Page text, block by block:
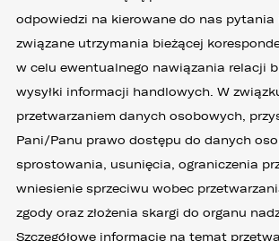
odpowiedzi na kierowane do nas pytania
związane utrzymania bieżącej
w celu ewentualnego nawiązania relacji
wysyłki informacji handlowych. W
przetwarzaniem danych osobowych,
Pani/Panu prawo dostępu do danych
sprostowania, usunięcia, ograniczenia
wniesienie sprzeciwu wobec
zgody oraz złożenia skargi do organu
Szczegółowe informacje na temat